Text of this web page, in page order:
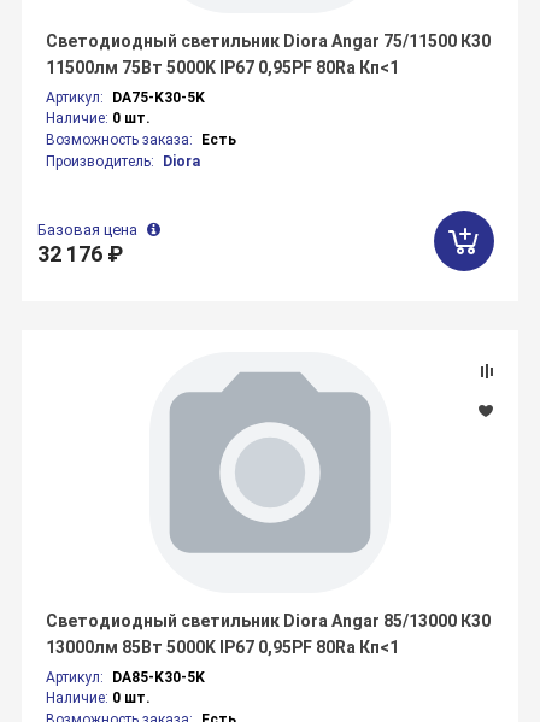
Артикул:
DA75-K30-5K
Наличие: 0 шт.
Возможность заказа:
Есть
Производитель:
Diora
Светодиодный светильник Diora Angar 75/11500 К30
11500лм 75Вт 5000K IP67 0,95PF 80Ra Кп<1
Базовая цена
32 176 ₽
Артикул:
DA85-K30-5K
Наличие: 0 шт.
Светодиодный светильник Diora Angar 85/13000 К30
13000лм 85Вт 5000K IP67 0,95PF 80Ra Кп<1